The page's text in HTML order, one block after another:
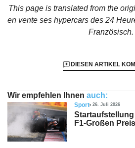
This page is translated from the
en vente ses hypercars des 24
Französisch.
DIESEN ARTIKEL
Wir empfehlen Ihnen auch:
Sport 26. Juli 2026
F1-Großen